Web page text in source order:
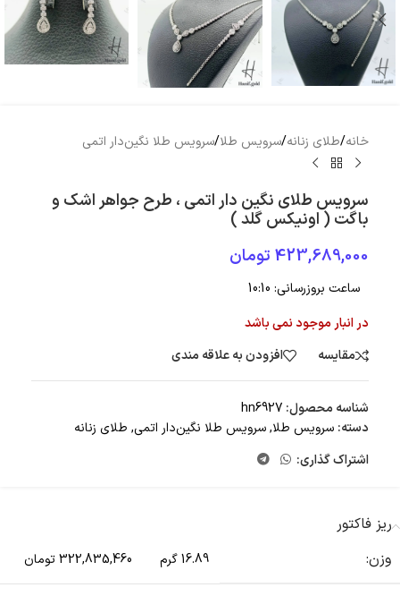
خانه/طلای زنانه/سرویس طلا/سرویس طلا نگین‌دار اتمی
سرویس طلای نگین دار اتمی ، طرح جواهر اشک و
باگت ( اونیکس گلد )
423,689,000 تومان
ساعت بروزرسانی: 10:10
در انبار موجود نمی باشد
مقایسه
افزودن به علاقه مندی
شناسه محصول: hn6927
دسته: سرویس طلا,سرویس طلا نگین‌دار اتمی, طلای زنانه
اشتراک گذاری:
ریز فاکتور
وزن:
16.89 گرم 322,835,460 تومان